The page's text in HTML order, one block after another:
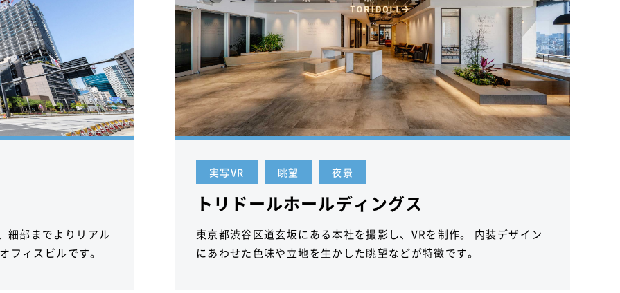
細部までよりリアル
フィスビルです。
実写VR 眺望 夜景
トリドールホールディングス
東京都渋谷区道玄坂にある本社を撮影し、VRを制作。 内装デザイン
にあわせた色味や立地を生かした眺望などが特徴です。